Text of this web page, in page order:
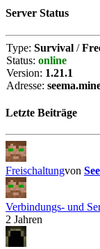
Server Status
Type: Survival /
Status: online
Version: 1.21.1
Adresse:
Letzte Beiträge
Freischaltungvon
Verbindungs- und
2 Jahren